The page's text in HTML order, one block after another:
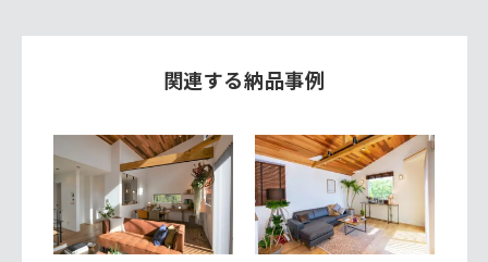
関連する納品事例